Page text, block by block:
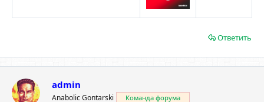
Ответить
admin
Anabolic Gontarski
Команда форума